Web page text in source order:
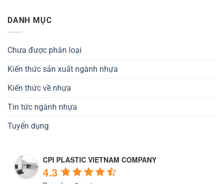
DANH MỤC
Chưa được phân loại
Kiến thức sản xuất ngành nhựa
Kiến thức về nhựa
Tin tức ngành nhựa
Tuyển dụng
CPI PLASTIC VIETNAM COMPANY
4.3